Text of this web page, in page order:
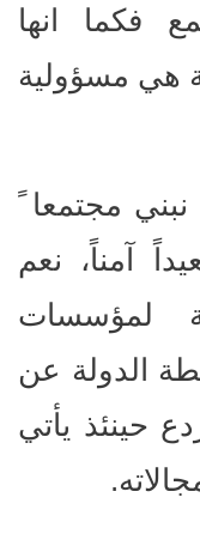
فكما انها
هي مسؤولية
نبني مجتمعا
آمناً، نعم
لمؤسسات
الدولة عن
حينئذ يأتي